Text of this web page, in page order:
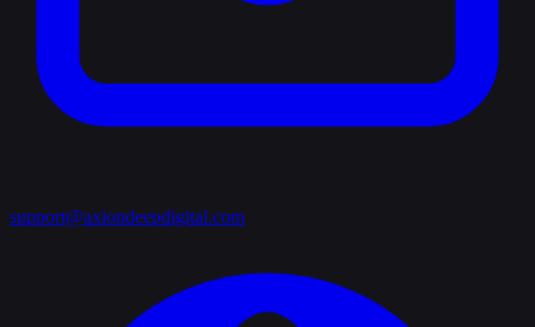
support@axiondeepdigital.com